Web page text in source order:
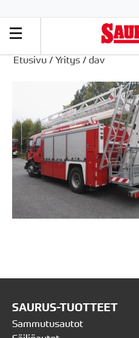
Etusivu / Yritys / dav
SAURUS-TUOTTEET
Sammutusautot